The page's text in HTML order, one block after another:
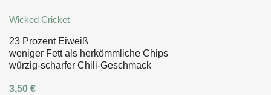
Wicked Cricket
23 Prozent Eiweiß
weniger Fett als herkömmliche Chips
würzig-scharfer Chili-Geschmack
3,50 €